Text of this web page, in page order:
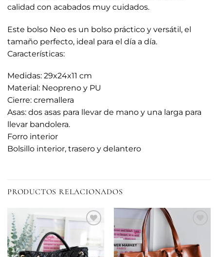
calidad con acabados muy cuidados.
Este bolso Neo es un bolso práctico y versátil, el
tamaño perfecto, ideal para el día a día.
Características:
Medidas: 29x24x11 cm
Material: Neopreno y PU
Cierre: cremallera
Asas: dos asas para llevar de mano y una larga para
llevar bandolera.
Forro interior
Bolsillo interior, trasero y delantero
PRODUCTOS RELACIONADOS
a la
lista de
deseos
lista de
deseos